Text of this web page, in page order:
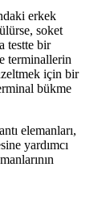
erkek
soket
testte bir
terminallerin
için bir
bükme
elemanları,
yardımcı